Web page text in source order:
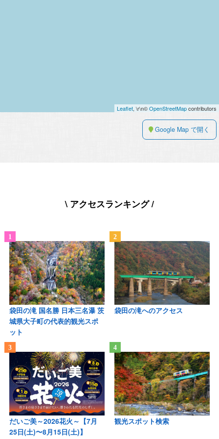
Leaflet, \r\n©OpenStreetMapcontributors
Google Map で開く
\ アクセスランキング /
袋田の滝 国名勝 日本三名瀑 茨
城県大子町の代表的観光スポ
ット
袋田の滝へのアクセス
だいご美～2026花火～【7月
25日(土)〜8月15日(土)】
観光スポット検索